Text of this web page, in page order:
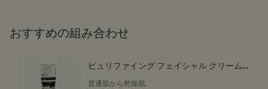
おすすめの組み合わせ
ピュリファイング フェイシャル クリーム
クレンザー
普通肌から乾燥肌